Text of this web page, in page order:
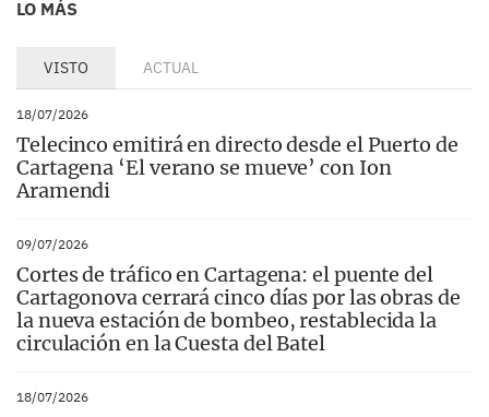
LO MÁS
VISTO ACTUAL
18/07/2026
Telecinco emitirá en directo desde el Puerto de
Cartagena ‘El verano se mueve’ con Ion
Aramendi
09/07/2026
Cortes de tráfico en Cartagena: el puente del
Cartagonova cerrará cinco días por las obras de
la nueva estación de bombeo, restablecida la
circulación en la Cuesta del Batel
18/07/2026